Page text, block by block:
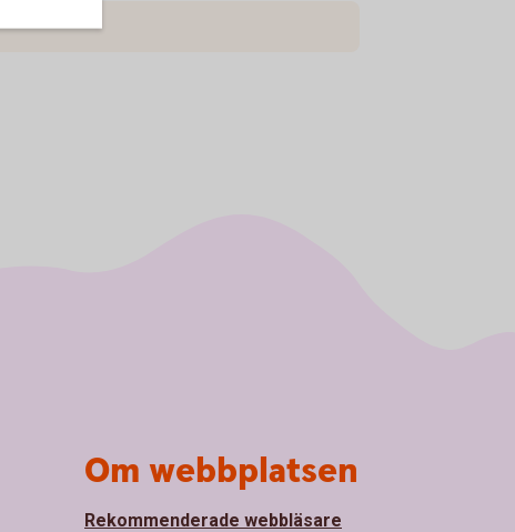
Om webbplatsen
Rekommenderade webbläsare